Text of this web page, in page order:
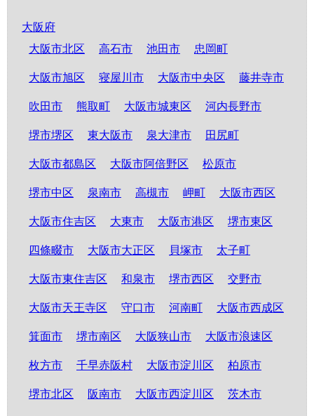
大阪府
大阪市北区
高石市 池田市 忠岡町
大阪市旭区 寝屋川市 大阪市中央区 藤井寺市
吹田市 熊取町 大阪市城東区 河内長野市
堺市堺区 東大阪市 泉大津市 田尻町
大阪市都島区 大阪市阿倍野区 松原市
堺市中区 泉南市 高槻市 岬町 大阪市西区
大阪市住吉区 大東市 大阪市港区 堺市東区
四條畷市 大阪市大正区 貝塚市 太子町
大阪市東住吉区 和泉市 堺市西区 交野市
大阪市天王寺区 守口市 河南町 大阪市西成区
箕面市 堺市南区 大阪狭山市 大阪市浪速区
枚方市 千早赤阪村 大阪市淀川区 柏原市
堺市北区 阪南市 大阪市西淀川区 茨木市